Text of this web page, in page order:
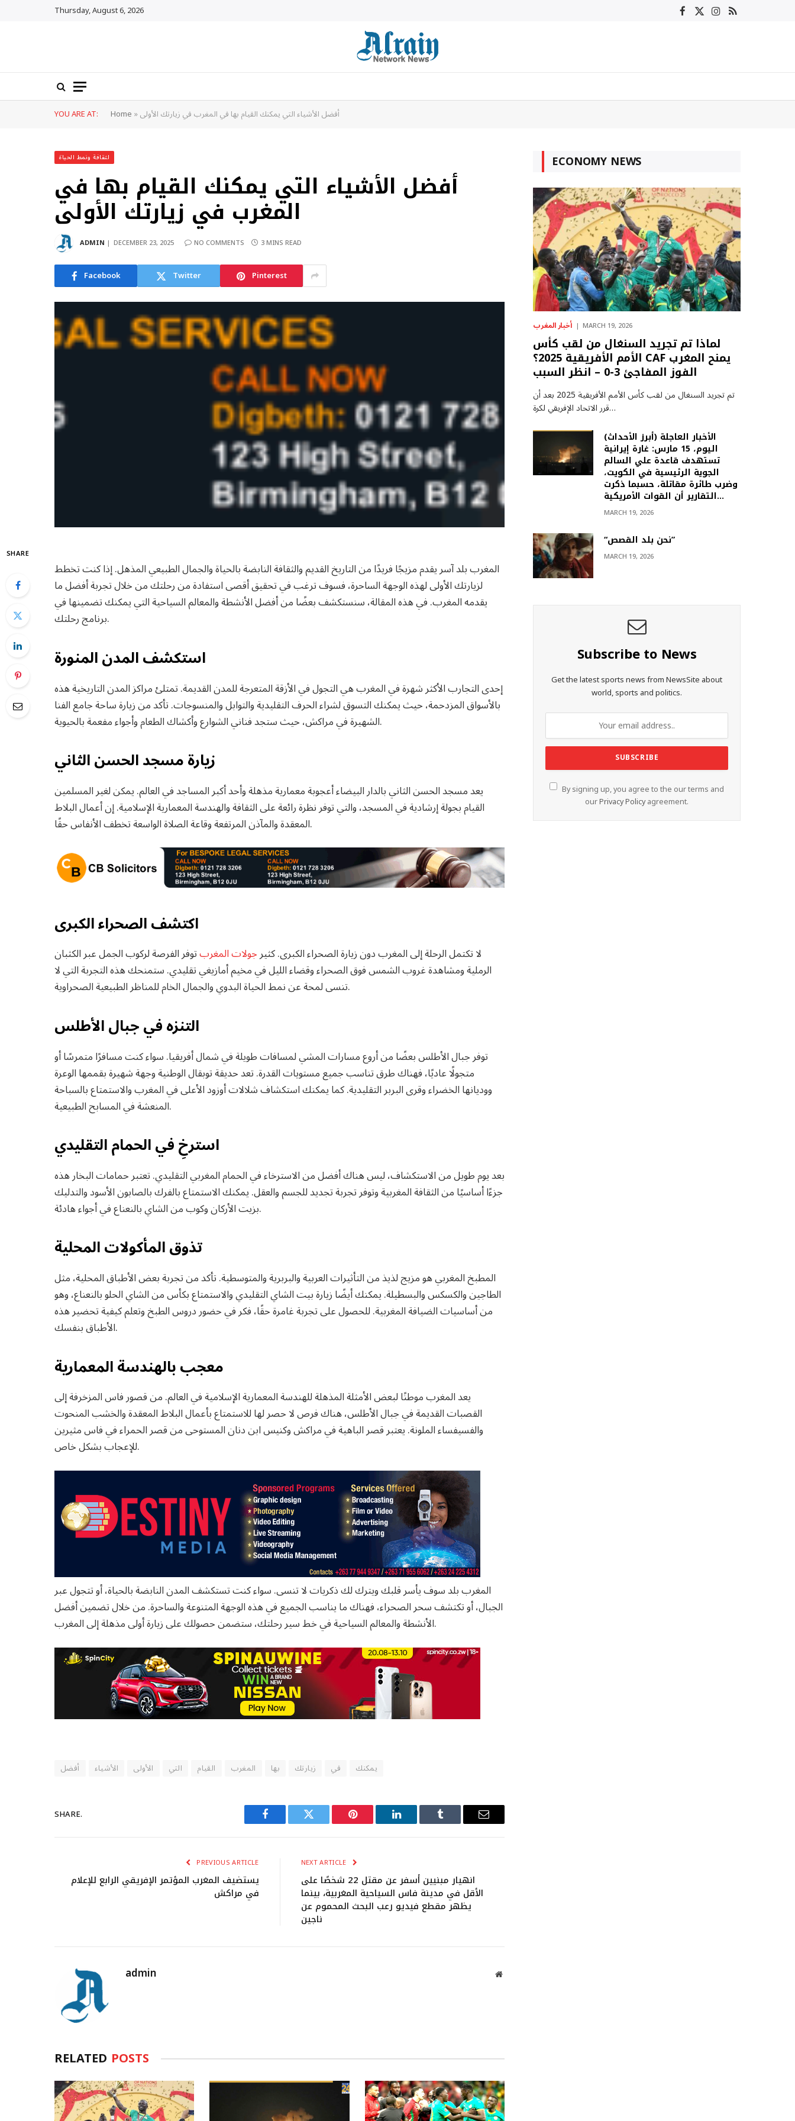
Thursday, August 6, 2026 Facebook
X Instagram
RSS
YOU ARE AT: Home»أفضل الأشياء التي يمكنك القيام بها في المغرب في زيارتك الأولى
لثقافة ونمط الحياة
أفضل الأشياء التي يمكنك القيام بها في
المغرب في زيارتك الأولى
ADMIN DECEMBER 23, 2025 NO COMMENTS 3 MINS READ
Facebook Twitter Pinterest
SHARE
المغرب بلد آسر يقدم مزيجًا فريدًا من التاريخ القديم والثقافة النابضة بالحياة والجمال الطبيعي المذهل. إذا كنت تخطط
لزيارتك الأولى لهذه الوجهة الساحرة، فسوف ترغب في تحقيق أقصى استفادة من رحلتك من خلال تجربة أفضل ما
يقدمه المغرب. في هذه المقالة، سنستكشف بعضًا من أفضل الأنشطة والمعالم السياحية التي يمكنك تضمينها في
برنامج رحلتك.
استكشف المدن المنورة
إحدى التجارب الأكثر شهرة في المغرب هي التجول في الأزقة المتعرجة للمدن القديمة. تمتلئ مراكز المدن التاريخية هذه
بالأسواق المزدحمة، حيث يمكنك التسوق لشراء الحرف التقليدية والتوابل والمنسوجات. تأكد من زيارة ساحة جامع الفنا
الشهيرة في مراكش، حيث ستجد فناني الشوارع وأكشاك الطعام وأجواء مفعمة بالحيوية.
زيارة مسجد الحسن الثاني
يعد مسجد الحسن الثاني بالدار البيضاء أعجوبة معمارية مذهلة وأحد أكبر المساجد في العالم. يمكن لغير المسلمين
القيام بجولة إرشادية في المسجد، والتي توفر نظرة رائعة على الثقافة والهندسة المعمارية الإسلامية. إن أعمال البلاط
المعقدة والمآذن المرتفعة وقاعة الصلاة الواسعة تخطف الأنفاس حقًا.
اكتشف الصحراء الكبرى
لا تكتمل الرحلة إلى المغرب دون زيارة الصحراء الكبرى. كثيرجولات المغربتوفر الفرصة لركوب الجمل عبر الكثبان
الرملية ومشاهدة غروب الشمس فوق الصحراء وقضاء الليل في مخيم أمازيغي تقليدي. ستمنحك هذه التجربة التي لا
تنسى لمحة عن نمط الحياة البدوي والجمال الخام للمناظر الطبيعية الصحراوية.
التنزه في جبال الأطلس
توفر جبال الأطلس بعضًا من أروع مسارات المشي لمسافات طويلة في شمال أفريقيا. سواء كنت مسافرًا متمرسًا أو
متجولًا عاديًا، فهناك طرق تناسب جميع مستويات القدرة. تعد حديقة توبقال الوطنية وجهة شهيرة بقممها الوعرة
ووديانها الخضراء وقرى البربر التقليدية. كما يمكنك استكشاف شلالات أوزود الأعلى في المغرب والاستمتاع بالسباحة
المنعشة في المسابح الطبيعية.
استرخِ في الحمام التقليدي
بعد يوم طويل من الاستكشاف، ليس هناك أفضل من الاسترخاء في الحمام المغربي التقليدي. تعتبر حمامات البخار هذه
جزءًا أساسيًا من الثقافة المغربية وتوفر تجربة تجديد للجسم والعقل. يمكنك الاستمتاع بالفرك بالصابون الأسود والتدليك
بزيت الأركان وكوب من الشاي بالنعناع في أجواء هادئة.
تذوق المأكولات المحلية
المطبخ المغربي هو مزيج لذيذ من التأثيرات العربية والبربرية والمتوسطية. تأكد من تجربة بعض الأطباق المحلية، مثل
الطاجين والكسكس والبسطيلة. يمكنك أيضًا زيارة بيت الشاي التقليدي والاستمتاع بكأس من الشاي الحلو بالنعناع، ​​وهو
من أساسيات الضيافة المغربية. للحصول على تجربة غامرة حقًا، فكر في حضور دروس الطبخ وتعلم كيفية تحضير هذه
الأطباق بنفسك.
معجب بالهندسة المعمارية
يعد المغرب موطنًا لبعض الأمثلة المذهلة للهندسة المعمارية الإسلامية في العالم. من قصور فاس المزخرفة إلى
القصبات القديمة في جبال الأطلس، هناك فرص لا حصر لها للاستمتاع بأعمال البلاط المعقدة والخشب المنحوت
والفسيفساء الملونة. يعتبر قصر الباهية في مراكش وكنيس ابن دنان المستوحى من قصر الحمراء في فاس مثيرين
للإعجاب بشكل خاص.
المغرب بلد سوف يأسر قلبك ويترك لك ذكريات لا تنسى. سواء كنت تستكشف المدن النابضة بالحياة، أو تتجول عبر
الجبال، أو تكتشف سحر الصحراء، فهناك ما يناسب الجميع في هذه الوجهة المتنوعة والساحرة. من خلال تضمين أفضل
الأنشطة والمعالم السياحية في خط سير رحلتك، ستضمن حصولك على زيارة أولى مذهلة إلى المغرب.
أفضل الأشياء الأولى التي القيام المغرب بها زيارتك في يمكنك
SHARE.
Facebook Twitter Pinterest LinkedIn Tumblr Email
PREVIOUS ARTICLE
يستضيف المغرب المؤتمر الإفريقي الرابع للإعلام
في مراكش
NEXT ARTICLE
انهيار مبنيين أسفر عن مقتل 22 شخصًا على
الأقل في مدينة فاس السياحية المغربية، بينما
يظهر مقطع فيديو رعب البحث المحموم عن
ناجين
admin Website
RELATED POSTS
ECONOMY NEWS
أخبار المغرب MARCH 19, 2026
لماذا تم تجريد السنغال من لقب كأس
الأمم الأفريقية 2025؟ CAF يمنح المغرب
الفوز المفاجئ 3-0 – انظر السبب
تم تجريد السنغال من لقب كأس الأمم الأفريقية 2025 بعد أن
قرر الاتحاد الإفريقي لكرة…
(أبرز الأحداث) الأخبار العاجلة
اليوم، 15 مارس: غارة إيرانية
تستهدف قاعدة علي السالم
الجوية الرئيسية في الكويت،
وضرب طائرة مقاتلة، حسبما ذكرت
التقارير أن القوات الأمريكية…
MARCH 19, 2026
“نحن بلد القصص”
MARCH 19, 2026
Subscribe to News
Get the latest sports news from NewsSite about
world, sports and politics.
By signing up, you agree to the our terms and
ourPrivacy Policyagreement.